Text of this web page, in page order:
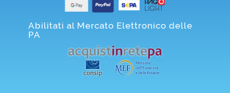
Abilitati al Mercato Elettronico delle
PA